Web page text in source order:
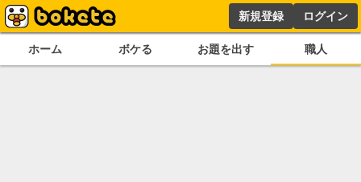
新規登録 ログイン
ホーム ボケる お題を出す 職人